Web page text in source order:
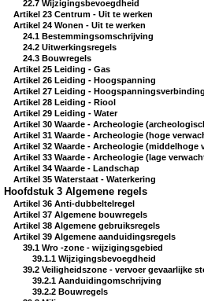
22.7 Wijzigingsbevoegdheid
Artikel 23 Centrum - Uit te werken
Artikel 24 Wonen - Uit te werken
24.1 Bestemmingsomschrijving
24.2 Uitwerkingsregels
24.3 Bouwregels
Artikel 25 Leiding - Gas
Artikel 26 Leiding - Hoogspanning
Artikel 27 Leiding - Hoogspanningsverbinding
Artikel 28 Leiding - Riool
Artikel 29 Leiding - Water
Artikel 30 Waarde - Archeologie
Artikel 31 Waarde - Archeologie (hoge
Artikel 32 Waarde - Archeologie (middelhoge
Artikel 33 Waarde - Archeologie (lage
Artikel 34 Waarde - Landschap
Artikel 35 Waterstaat - Waterkering
Hoofdstuk 3 Algemene regels
Artikel 36 Anti-dubbeltelregel
Artikel 37 Algemene bouwregels
Artikel 38 Algemene gebruiksregels
Artikel 39 Algemene aanduidingsregels
39.1 Wro -zone - wijzigingsgebied
39.1.1 Wijzigingsbevoegdheid
39.2 Veiligheidszone - vervoer gevaarlijke
39.2.1 Aanduidingomschrijving
39.2.2 Bouwregels